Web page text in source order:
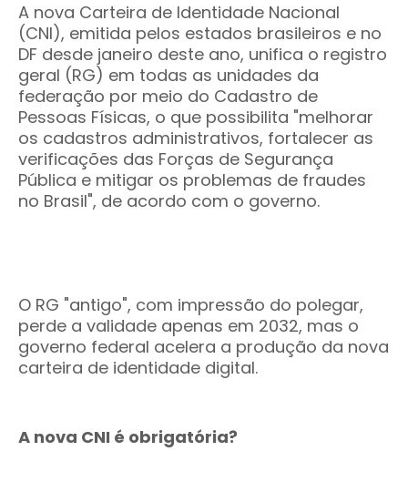
A nova Carteira de Identidade Nacional
(CNI), emitida pelos estados brasileiros e no
DF desde janeiro deste ano, unifica o registro
geral (RG) em todas as unidades da
federação por meio do Cadastro de
Pessoas Físicas, o que possibilita "melhorar
os cadastros administrativos, fortalecer as
verificações das Forças de Segurança
Pública e mitigar os problemas de fraudes
no Brasil", de acordo com o governo.
O RG "antigo", com impressão do polegar,
perde a validade apenas em 2032, mas o
governo federal acelera a produção da nova
carteira de identidade digital.
A nova CNI é obrigatória?